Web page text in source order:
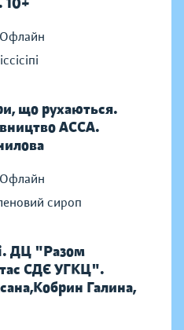
Офлайн
що рухаються.
АССА.
Офлайн
сироп
ДЦ "Разом
СДЄ УГКЦ".
Галина,